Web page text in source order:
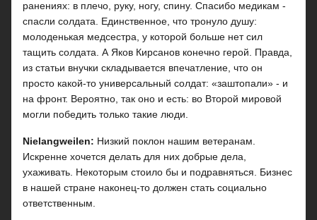
ранениях: в плечо, руку, ногу, спину. Спасибо медикам -
спасли солдата. Единственное, что тронуло душу:
молоденькая медсестра, у которой больше нет сил
тащить солдата. А Яков Кирсанов конечно герой. Правда,
из статьи внучки складывается впечатление, что он
просто какой-то универсальный солдат: «заштопали» - и
на фронт. Вероятно, так оно и есть: во Второй мировой
могли победить только такие люди.
Nielangweilen: Низкий поклон нашим ветеранам.
Искренне хочется делать для них добрые дела,
ухаживать. Некоторым стоило бы и подравняться. Бизнес
в нашей стране наконец-то должен стать социально
ответственным.